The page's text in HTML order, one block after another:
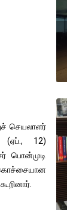
செயலாளர்
(ஏப்., 12)
பொன்முடி
கொச்சையான